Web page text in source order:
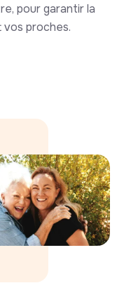
pour garantir la
proches.